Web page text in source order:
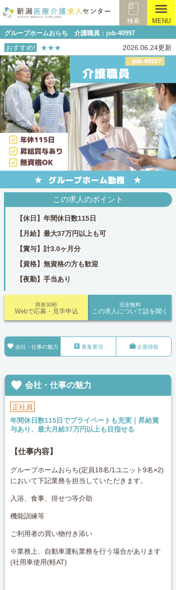
検索
menu
MENU
グループホームおらち 介護職員：job-40997
おすすめ! ★★★ 2026.06.24更新
この求人のポイント
【休日】年間休日数115日
【月給】最大37万円以上も可
【賞与】計3.0ヶ月分
【資格】無資格の方も歓迎
【夜勤】手当あり
完全無料
この求人について話を聞く
簡単30秒
Webで応募・見学申込
 会社・仕事の魅力  募集要項 企業情報
 会社・仕事の魅力
正社員
年間休日数115日でプライベートも充実｜昇給賞
与あり、最大月給37万円以上も目指せる
【仕事内容】
グループホームおらち(定員18名/1ユニット9名×2)
において下記業務を担当していただきます。
入浴、食事、排せつ等介助
機能訓練等
ご利用者の買い物付き添い
※業務上、自動車運転業務を行う場合があります
(社用車使用(軽AT)